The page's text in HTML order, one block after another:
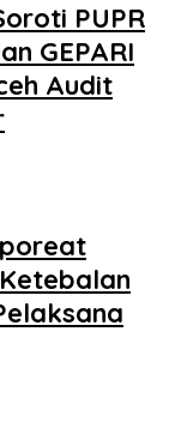
PUPR
GEPARI
Audit